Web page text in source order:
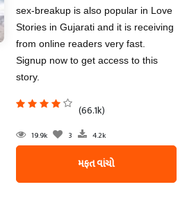
sex-breakup is also popular in Love
Stories in Gujarati and it is receiving
from online readers very fast.
Signup now to get access to this
story.
(66.1k)
19.9k 3 4.2k
મફત વાંચો